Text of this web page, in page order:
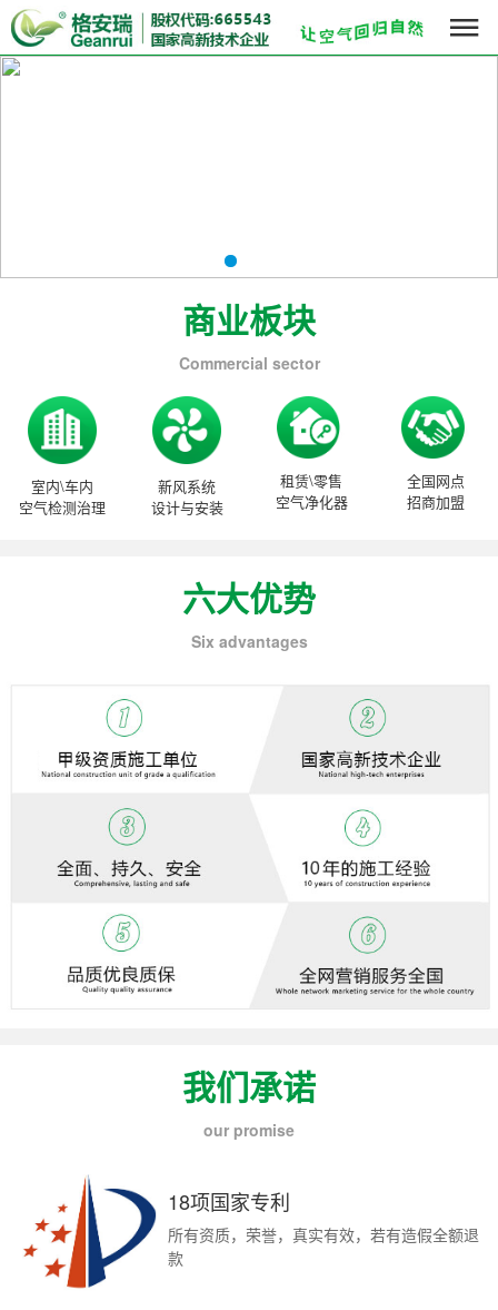

商业板块
Commercial sector
室内\车内
空气检测治理
新风系统
设计与安装
租赁\零售
空气净化器
全国网点
招商加盟
六大优势
Six advantages
我们承诺
our promise
18项国家专利
所有资质，荣誉，真实有效，若有造假全额退
款